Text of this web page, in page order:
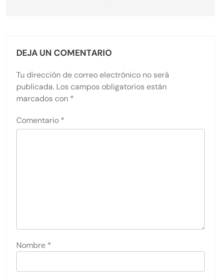
DEJA UN COMENTARIO
Tu dirección de correo electrónico no será
publicada. Los campos obligatorios están
marcados con *
Comentario *
Nombre *